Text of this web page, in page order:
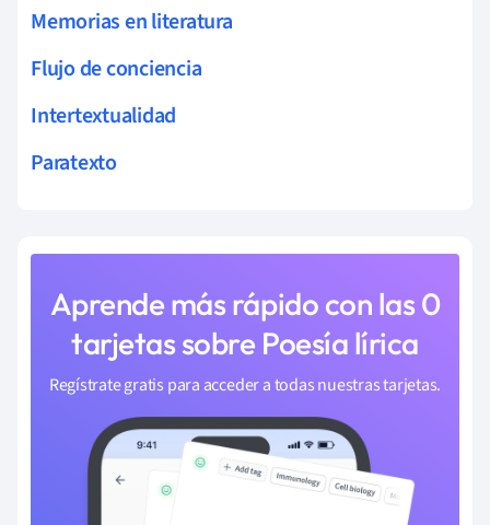
Memorias en literatura
Flujo de conciencia
Intertextualidad
Paratexto
Aprende más rápido con las 0
tarjetas sobre Poesía lírica
Regístrate gratis para acceder a todas nuestras tarjetas.